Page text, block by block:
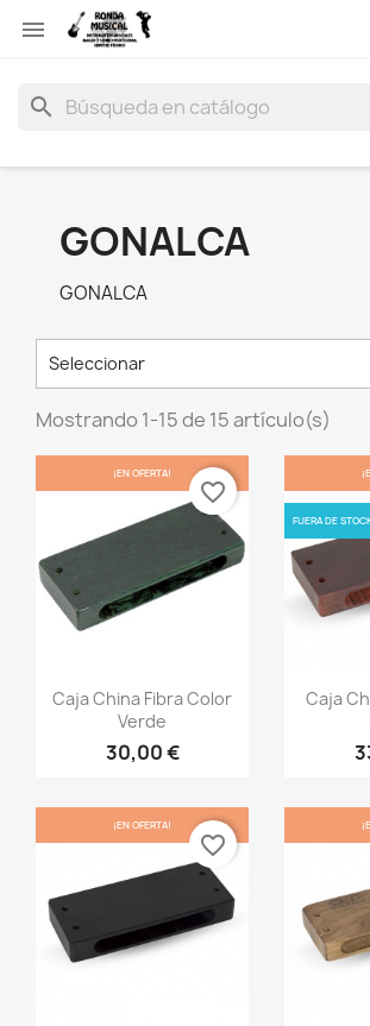

search
GONALCA
GONALCA
Seleccionar
Mostrando 1-15 de 15 artículo(s)
Vista rápida
Caja China Fibra Color
Verde
30,00 €
¡EN OFERTA!
favorite_border

Caja
FUERA DE
¡EN OFERTA!
favorite_border